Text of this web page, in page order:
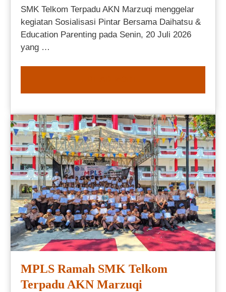
SMK Telkom Terpadu AKN Marzuqi menggelar
kegiatan Sosialisasi Pintar Bersama Daihatsu &
Education Parenting pada Senin, 20 Juli 2026
yang …
MPLS Ramah SMK Telkom
Terpadu AKN Marzuqi